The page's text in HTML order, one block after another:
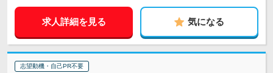
求人詳細を見る 気になる
志望動機・自己PR不要